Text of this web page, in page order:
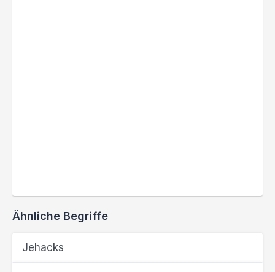
Ähnliche Begriffe
Jehacks